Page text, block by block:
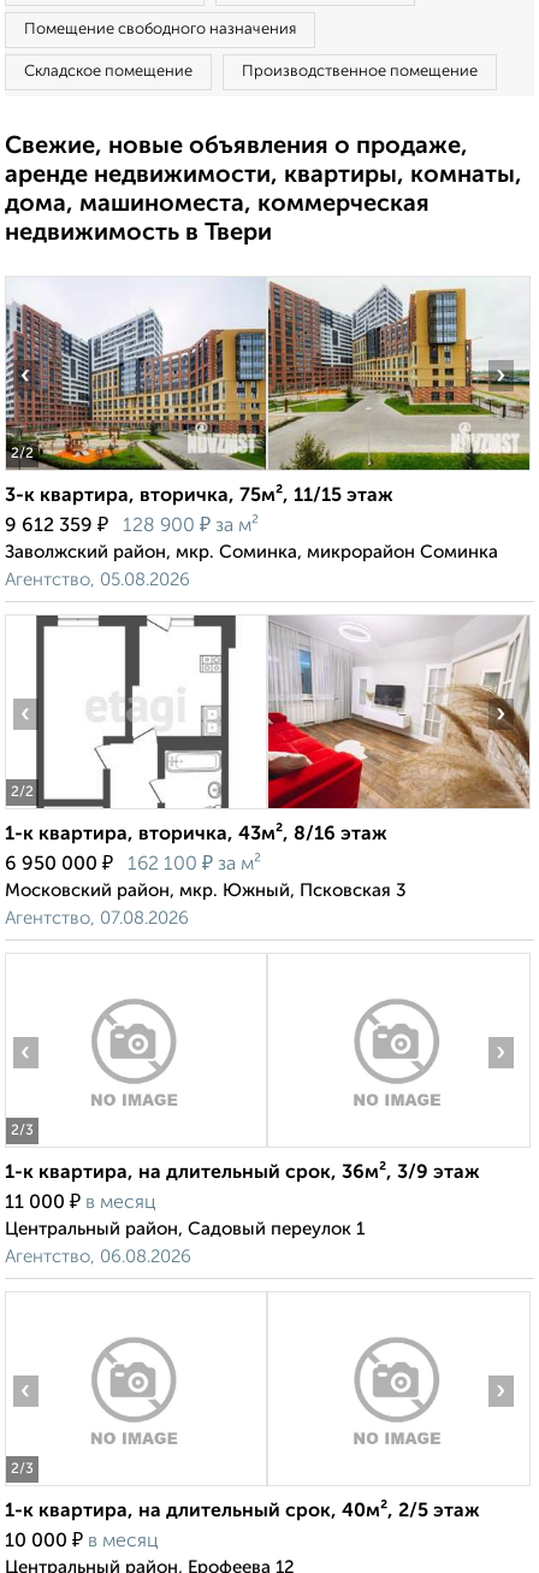
Помещение свободного назначения
Складское помещение Производственное помещение
Свежие, новые объявления о продаже,
аренде недвижимости, квартиры, комнаты,
дома, машиноместа, коммерческая
недвижимость в Твери
2/2
‹ ›
3-к квартира, вторичка, 75м², 11/15 этаж
9 612 359 ₽ 128 900 ₽ за м²
Заволжский район, мкр. Соминка, микрорайон Соминка
Агентство, 05.08.2026
2/2
‹ ›
1-к квартира, вторичка, 43м², 8/16 этаж
6 950 000 ₽ 162 100 ₽ за м²
Московский район, мкр. Южный, Псковская 3
Агентство, 07.08.2026
2/3
‹ ›
1-к квартира, на длительный срок, 36м², 3/9 этаж
11 000 ₽ в месяц
Центральный район, Садовый переулок 1
Агентство, 06.08.2026
2/3
‹ ›
1-к квартира, на длительный срок, 40м², 2/5 этаж
10 000 ₽ в месяц
Центральный район, Ерофеева 12